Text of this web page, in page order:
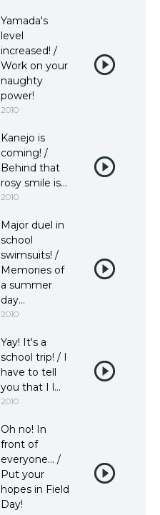
Yamada's
level
increased! /
Work on your
naughty
power!
2010
Kanejo is
coming! /
Behind that
rosy smile is...
2010
Major duel in
school
swimsuits! /
Memories of
a summer
day...
2010
Yay! It's a
school trip! / I
have to tell
you that I l...
2010
Oh no! In
front of
everyone... /
Put your
hopes in Field
Day!